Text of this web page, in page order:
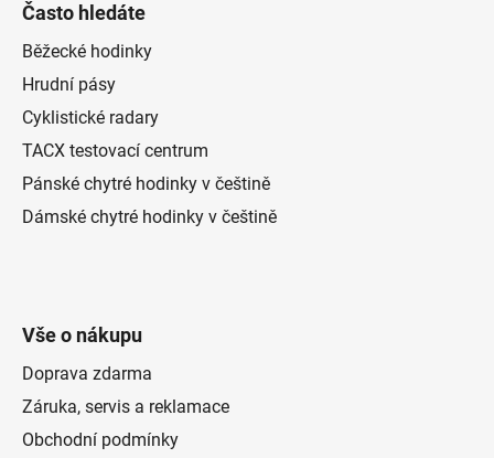
Často hledáte
Běžecké hodinky
Hrudní pásy
Cyklistické radary
TACX testovací centrum
Pánské chytré hodinky v češtině
Dámské chytré hodinky v češtině
Vše o nákupu
Doprava zdarma
Záruka, servis a reklamace
Obchodní podmínky